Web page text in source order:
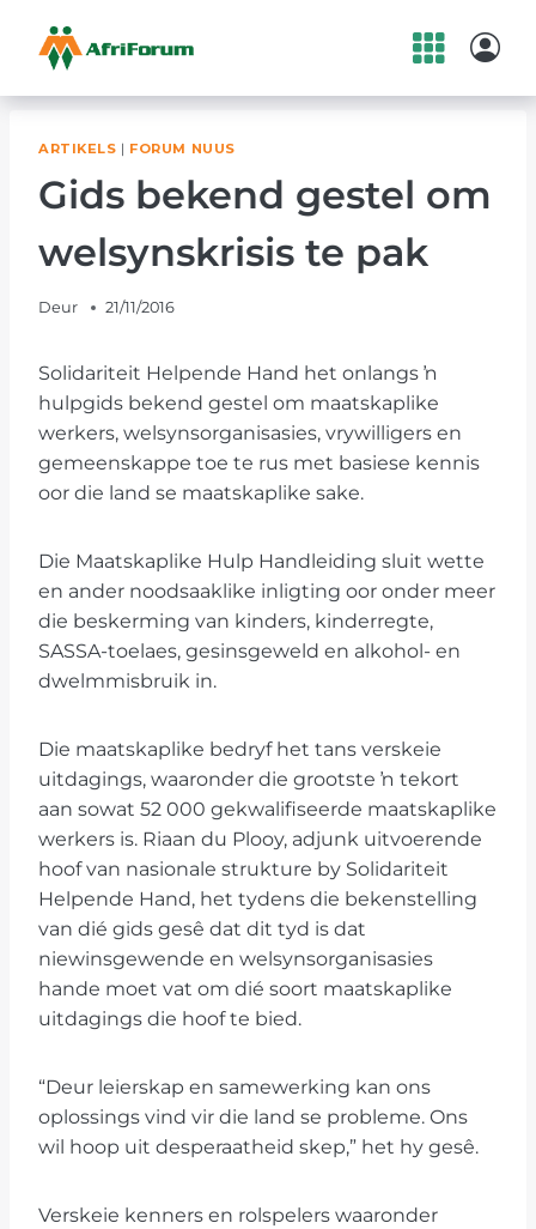
contentARTIKELS | FORUM NUUS
Gids bekend gestel om
welsynskrisis te pak
Deur 21/11/2016
Solidariteit Helpende Hand het onlangs ŉ
hulpgids bekend gestel om maatskaplike
werkers, welsynsorganisasies, vrywilligers en
gemeenskappe toe te rus met basiese kennis
oor die land se maatskaplike sake.
Die Maatskaplike Hulp Handleiding sluit wette
en ander noodsaaklike inligting oor onder meer
die beskerming van kinders, kinderregte,
SASSA-toelaes, gesinsgeweld en alkohol- en
dwelmmisbruik in.
Die maatskaplike bedryf het tans verskeie
uitdagings, waaronder die grootste ŉ tekort
aan sowat 52 000 gekwalifiseerde maatskaplike
werkers is. Riaan du Plooy, adjunk uitvoerende
hoof van nasionale strukture by Solidariteit
Helpende Hand, het tydens die bekenstelling
van dié gids gesê dat dit tyd is dat
niewinsgewende en welsynsorganisasies
hande moet vat om dié soort maatskaplike
uitdagings die hoof te bied.
“Deur leierskap en samewerking kan ons
oplossings vind vir die land se probleme. Ons
wil hoop uit desperaatheid skep,” het hy gesê.
Verskeie kenners en rolspelers waaronder